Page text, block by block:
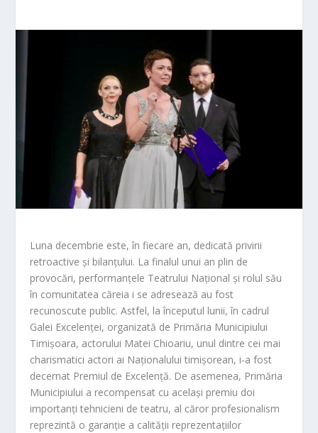
Luna decembrie este, în fiecare an, dedicată privirii
retroactive și bilanțului. La finalul unui an plin de
provocări, performanțele Teatrului Național și rolul său
în comunitatea căreia i se adresează au fost
recunoscute public. Astfel, la începutul lunii, în cadrul
Galei Excelenței, organizată de Primăria Municipiului
Timișoara, actorului Matei Chioariu, unul dintre cei mai
charismatici actori ai Naționalului timișorean, i-a fost
decernat Premiul de Excelență. De asemenea, Primăria
Municipiului a recompensat cu același premiu doi
importanți tehnicieni de teatru, al căror profesionalism
reprezintă o garanție a calității reprezentațiilor